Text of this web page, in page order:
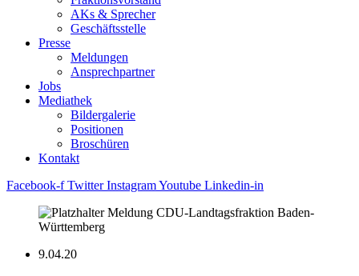
AKs & Sprecher
Geschäftsstelle
Presse
Meldungen
Ansprechpartner
Jobs
Mediathek
Bildergalerie
Positionen
Broschüren
Kontakt
Facebook-f Twitter InstagramYoutube Linkedin-in
9.04.20